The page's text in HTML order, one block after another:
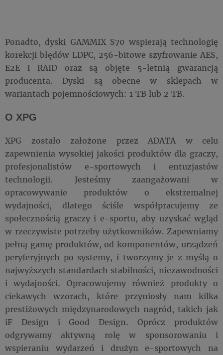
Ponadto, dyski GAMMIX S70 wspierają technologię
korekcji błędów LDPC, 256-bitowe szyfrowanie AES,
E2E i RAID oraz są objęte 5-letnią gwarancją
producenta. Dyski są obecne w sklepach w
wariantach pojemnościowych: 1 TB lub 2 TB.
O XPG
XPG zostało założone przez ADATA w celu
zapewnienia wysokiej jakości produktów dla graczy,
profesjonalistów e-sportowych i entuzjastów
technologii. Jesteśmy zaangażowani w
opracowywanie produktów o ekstremalnej
wydajności, dlatego ściśle współpracujemy ze
społecznością graczy i e-sportu, aby uzyskać wgląd
w rzeczywiste potrzeby użytkowników. Zapewniamy
pełną gamę produktów, od komponentów, urządzeń
peryferyjnych po systemy, i tworzymy je z myślą o
najwyższych standardach stabilności, niezawodności
i wydajności. Opracowujemy również produkty o
ciekawych wzorach, które przyniosły nam kilka
prestiżowych międzynarodowych nagród, takich jak
iF Design i Good Design. Oprócz produktów
odgrywamy aktywną rolę w sponsorowaniu i
wspieraniu wydarzeń i drużyn e-sportowych na